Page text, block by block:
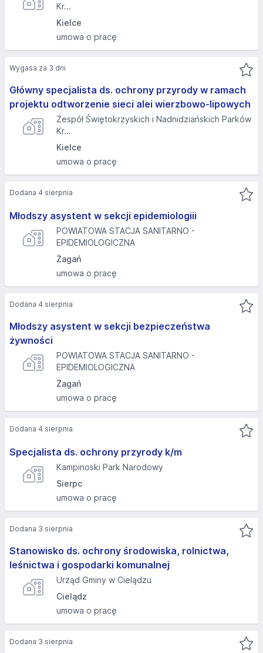
Kr...
Kielce
umowa o pracę
Główny specjalista ds. ochrony przyrody w ramach
projektu odtworzenie sieci alei wierzbowo-lipowych
Zespół Świętokrzyskich i Nadnidziańskich Parków
Kr...
Kielce
umowa o pracę
Wygasa za 3 dni
Młodszy asystent w sekcji epidemiologiii
POWIATOWA STACJA SANITARNO -
EPIDEMIOLOGICZNA
Żagań
umowa o pracę
Dodana 4 sierpnia
Młodszy asystent w sekcji bezpieczeństwa
żywności
POWIATOWA STACJA SANITARNO -
EPIDEMIOLOGICZNA
Żagań
umowa o pracę
Dodana 4 sierpnia
Specjalista ds. ochrony przyrody k/m
Kampinoski Park Narodowy
Sierpc
umowa o pracę
Dodana 4 sierpnia
Stanowisko ds. ochrony środowiska, rolnictwa,
leśnictwa i gospodarki komunalnej
Urząd Gminy w Cielądzu
Cielądz
umowa o pracę
Dodana 3 sierpnia
Dodana 3 sierpnia